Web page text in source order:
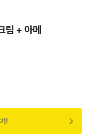
림 + 아메
!